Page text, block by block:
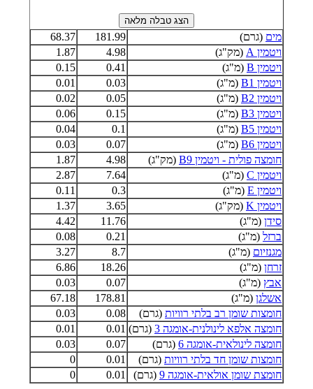
מים (גרם) 181.99
68.37
ויטמין A
(מק"ג) 4.98
1.87
ויטמין B
(מ"ג) 0.41
0.15
ויטמין B1
(מ"ג) 0.03
0.01
ויטמין B2
(מ"ג) 0.05
0.02
ויטמין B3
(מ"ג) 0.15
0.06
ויטמין B5
(מ"ג) 0.1
0.04
ויטמין B6
(מ"ג) 0.07
0.03
חומצה פולית - ויטמין B9
(מק"ג) 4.98
1.87
ויטמין C
(מ"ג) 7.64
2.87
ויטמין E
(מ"ג) 0.3
0.11
ויטמין K
(מק"ג) 3.65
1.37
סידן (מ"ג) 11.76
4.42
ברזל (מ"ג) 0.21
0.08
מגנזיום (מ"ג) 8.7
3.27
זרחן (מ"ג) 18.26
6.86
אבץ (מ"ג) 0.07
0.03
אשלגן (מ"ג) 178.81
67.18
חומצות שומן רב בלתי רוויות (גרם) 0.08
0.03
חומצה אלפא לינולנית-אומגה 3
(גרם) 0.01
0.01
חומצה לינולאית-אומגה 6
(גרם) 0.07
0.03
חומצות שומן חד בלתי רוויות (גרם) 0.01
0
חומצת שומן אולאית-אומגה 9
(גרם) 0.01
0